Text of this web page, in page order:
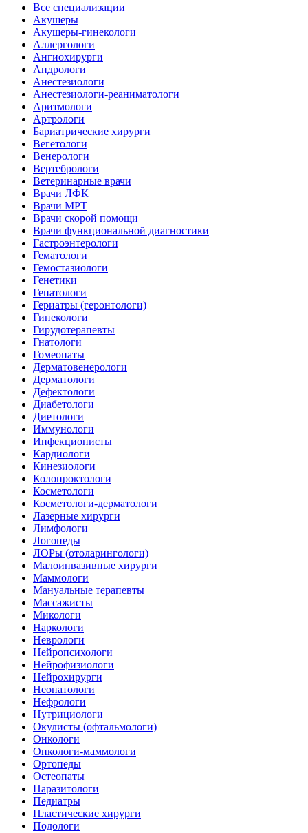
Все специализации
Акушеры
Акушеры-гинекологи
Аллергологи
Ангиохирурги
Андрологи
Анестезиологи
Анестезиологи-реаниматологи
Аритмологи
Артрологи
Бариатрические хирурги
Вегетологи
Венерологи
Вертебрологи
Ветеринарные врачи
Врачи ЛФК
Врачи МРТ
Врачи скорой помощи
Врачи функциональной диагностики
Гастроэнтерологи
Гематологи
Гемостазиологи
Генетики
Гепатологи
Гериатры (геронтологи)
Гинекологи
Гирудотерапевты
Гнатологи
Гомеопаты
Дерматовенерологи
Дерматологи
Дефектологи
Диабетологи
Диетологи
Иммунологи
Инфекционисты
Кардиологи
Кинезиологи
Колопроктологи
Косметологи
Косметологи-дерматологи
Лазерные хирурги
Лимфологи
Логопеды
ЛОРы (отоларингологи)
Малоинвазивные хирурги
Маммологи
Мануальные терапевты
Массажисты
Микологи
Наркологи
Неврологи
Нейропсихологи
Нейрофизиологи
Нейрохирурги
Неонатологи
Нефрологи
Нутрициологи
Окулисты (офтальмологи)
Онкологи
Онкологи-маммологи
Ортопеды
Остеопаты
Паразитологи
Педиатры
Пластические хирурги
Подологи